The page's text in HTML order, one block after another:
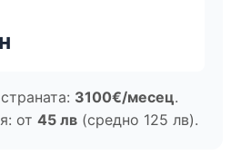
3100€/месец.
от 45 лв (средно 125 лв).